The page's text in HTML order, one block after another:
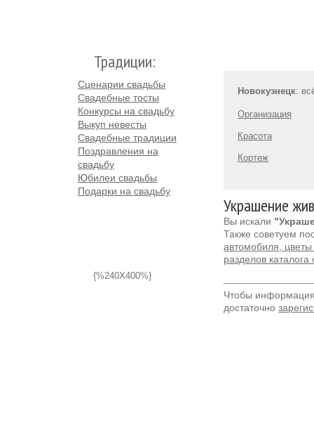
Традиции:
Сценарии свадьбы
Свадебные тосты
Конкурсы на свадьбу
Выкуп невесты
Свадебные традиции
Поздравления на
свадьбу
Юбилеи свадьбы
Подарки на свадьбу
{%240X400%}
Новокузнецк:
Организация
Красота
Кортеж
Украшение
Вы искали
Также советуем
автомобиля, цветы
разделов
Чтобы
достаточно